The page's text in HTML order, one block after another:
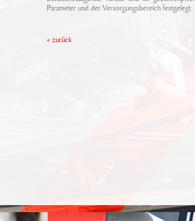
Parameter und der Versorgungsbereich festgelegt.
« zurück